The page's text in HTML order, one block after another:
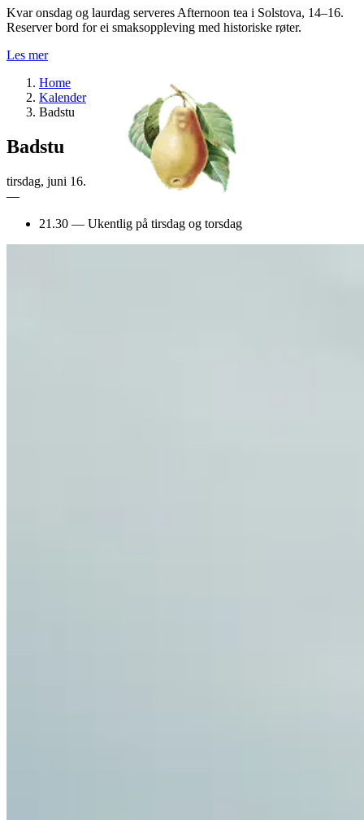
Kvar onsdag og laurdag serveres Afternoon tea i Solstova, 14–16.
Reserver bord for ei smaksoppleving med historiske røter.
Les mer
Home
Kalender
Badstu
Badstu
tirsdag, juni 16.
—
21.30 — Ukentlig på tirsdag og torsdag